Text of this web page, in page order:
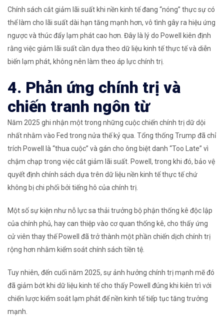
Chính sách cắt giảm lãi suất khi nền kinh tế đang “nóng” thực sự có
thể làm cho lãi suất dài hạn tăng mạnh hơn, vô tình gây ra hiệu ứng
ngược và thúc đẩy lạm phát cao hơn. Đây là lý do Powell kiên định
rằng việc giảm lãi suất cần dựa theo dữ liệu kinh tế thực tế và diễn
biến lạm phát, không nên làm theo áp lực chính trị.
4. Phản ứng chính trị và
chiến tranh ngôn từ
Năm 2025 ghi nhận một trong những cuộc chiến chính trị dữ dội
nhất nhằm vào Fed trong nửa thế kỷ qua. Tổng thống Trump đã chỉ
trích Powell là “thua cuộc” và gán cho ông biệt danh “Too Late” vì
chậm chạp trong việc cắt giảm lãi suất. Powell, trong khi đó, bảo vệ
quyết định chính sách dựa trên dữ liệu nền kinh tế thực tế chứ
không bị chi phối bởi tiếng hô của chính trị.
Một số sự kiện như nỗ lực sa thải trưởng bộ phận thống kê độc lập
của chính phủ, hay can thiệp vào cơ quan thống kê, cho thấy ứng
cử viên thay thế Powell đã trở thành một phần chiến dịch chính trị
rộng hơn nhằm kiểm soát chính sách tiền tệ.
Tuy nhiên, đến cuối năm 2025, sự ảnh hưởng chính trị mạnh mẽ đó
đã giảm bớt khi dữ liệu kinh tế cho thấy Powell đúng khi kiên trì với
chiến lược kiểm soát lạm phát để nền kinh tế tiếp tục tăng trưởng
mạnh.